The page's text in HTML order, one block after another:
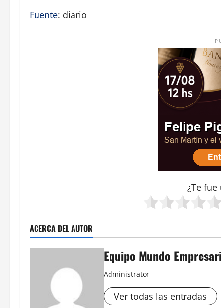
Fuente: diario
¿Te fue
ACERCA DEL AUTOR
Equipo Mundo
Administrator
Ver todas las entradas